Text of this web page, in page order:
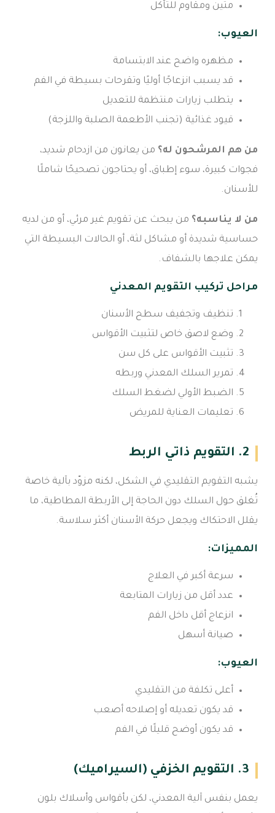
متين ومقاوم للتآكل
العيوب:
مظهره واضح عند الابتسامة
قد يسبب انزعاجًا أوليًا وتقرحات بسيطة في الفم
يتطلب زيارات منتظمة للتعديل
قيود غذائية (تجنب الأطعمة الصلبة واللزجة)
من هم المرشحون له؟ من يعانون من ازدحام شديد،
فجوات كبيرة، سوء إطباق، أو يحتاجون تصحيحًا شاملًا
للأسنان.
من لا يناسبه؟ من يبحث عن تقويم غير مرئي، أو من لديه
حساسية شديدة أو مشاكل لثة، أو الحالات البسيطة التي
يمكن علاجها بالشفاف.
مراحل تركيب التقويم المعدني
تنظيف وتجفيف سطح الأسنان
وضع لاصق خاص لتثبيت الأقواس
تثبيت الأقواس على كل سن
تمرير السلك المعدني وربطه
الضبط الأولي لضغط السلك
تعليمات العناية للمريض
2. التقويم ذاتي الربط
يشبه التقويم التقليدي في الشكل، لكنه مزوّد بآلية خاصة
تُغلق حول السلك دون الحاجة إلى الأربطة المطاطية، ما
يقلل الاحتكاك ويجعل حركة الأسنان أكثر سلاسة.
المميزات:
سرعة أكبر في العلاج
عدد أقل من زيارات المتابعة
انزعاج أقل داخل الفم
صيانة أسهل
العيوب:
أعلى تكلفة من التقليدي
قد يكون تعديله أو إصلاحه أصعب
قد يكون أوضح قليلًا في الفم
3. التقويم الخزفي (السيراميك)
يعمل بنفس آلية المعدني، لكن بأقواس وأسلاك بلون